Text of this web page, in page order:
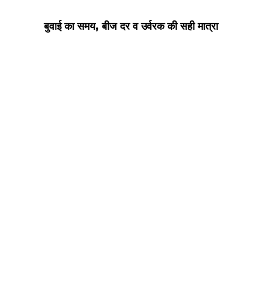
बुवाई का समय, बीज दर व उर्वरक की सही मात्रा